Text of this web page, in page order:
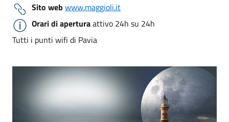
Sito web www.maggioli.it
Orari di aperturaattivo 24h su 24h
Tutti i punti wifi di Pavia